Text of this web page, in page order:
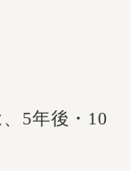
5年後・10